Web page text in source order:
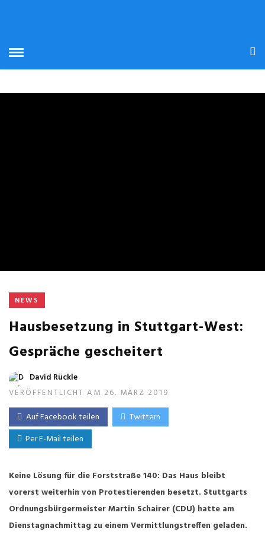
NEWS
Hausbesetzung in Stuttgart-West:
Gespräche gescheitert
David Rückle
VERÖFFENTLICHT AM 26. MÄRZ 2019
Auf Facebook teilen
Twittern
Per E-Mail teilen
Keine Lösung für die Forststraße 140: Das Haus bleibt
vorerst weiterhin von Protestierenden besetzt. Stuttgarts
Ordnungsbürgermeister Martin Schairer (CDU) hatte am
Dienstagnachmittag zu einem Vermittlungstreffen geladen.